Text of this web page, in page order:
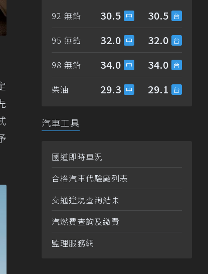
92 無鉛 30.5 30.5
95 無鉛 32.0 32.0
98 無鉛 34.0 34.0
柴油 29.3 29.1
汽車工具
國道即時車況
合格汽車代驗廠列表
交通違規查詢結果
汽燃費查詢及繳費
監理服務網